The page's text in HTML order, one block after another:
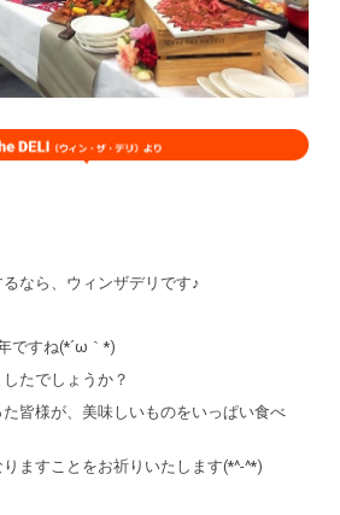
なら、ウィンザデリです♪
ですね(*´ω｀*)
たでしょうか？
皆様が、美味しいものをいっぱい食べ
ますことをお祈りいたします(*^-^*)